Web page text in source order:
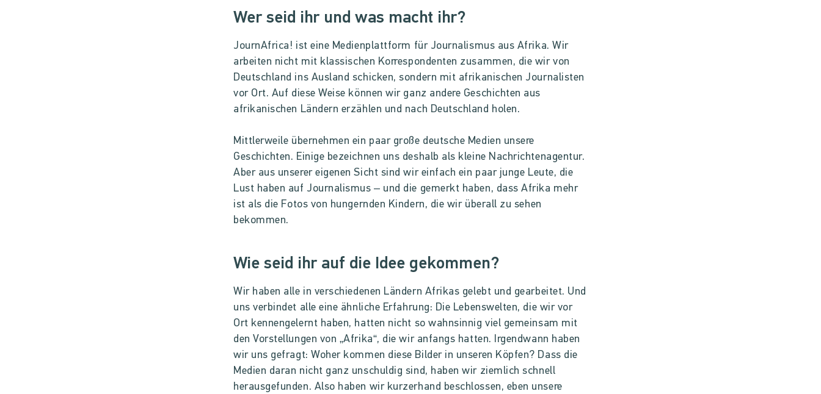
Wer seid ihr und was macht ihr?
JournAfrica! ist eine Medienplattform für Journalismus aus Afrika. Wir
arbeiten nicht mit klassischen Korrespondenten zusammen, die wir von
Deutschland ins Ausland schicken, sondern mit afrikanischen Journalisten
vor Ort. Auf diese Weise können wir ganz andere Geschichten aus
afrikanischen Ländern erzählen und nach Deutschland holen.
Mittlerweile übernehmen ein paar große deutsche Medien unsere
Geschichten. Einige bezeichnen uns deshalb als kleine Nachrichtenagentur.
Aber aus unserer eigenen Sicht sind wir einfach ein paar junge Leute, die
Lust haben auf Journalismus – und die gemerkt haben, dass Afrika mehr
ist als die Fotos von hungernden Kindern, die wir überall zu sehen
bekommen.
Wie seid ihr auf die Idee gekommen?
Wir haben alle in verschiedenen Ländern Afrikas gelebt und gearbeitet. Und
uns verbindet alle eine ähnliche Erfahrung: Die Lebenswelten, die wir vor
Ort kennengelernt haben, hatten nicht so wahnsinnig viel gemeinsam mit
den Vorstellungen von „Afrika“, die wir anfangs hatten. Irgendwann haben
wir uns gefragt: Woher kommen diese Bilder in unseren Köpfen? Dass die
Medien daran nicht ganz unschuldig sind, haben wir ziemlich schnell
herausgefunden. Also haben wir kurzerhand beschlossen, eben unsere